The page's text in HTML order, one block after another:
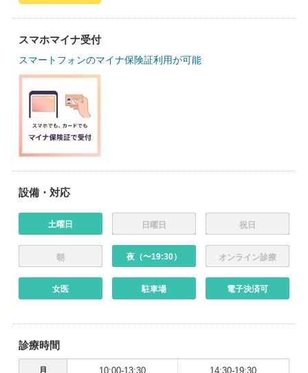
スマホマイナ受付
スマートフォンのマイナ保険証利用が可能
設備・対応
土曜日 日曜日 祝日
朝 夜（〜19:30） オンライン診療
女医 駐車場 電子決済可
診療時間
月 10:00-13:30 14:30-19:30